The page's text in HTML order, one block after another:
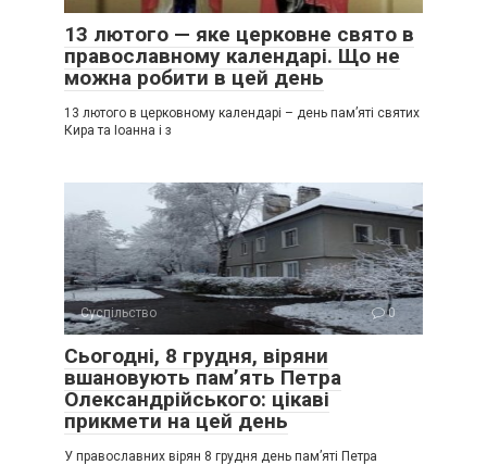
13 лютого — яке церковне свято в
православному календарі. Що не
можна робити в цей день
13 лютого в церковному календарі – день пам’яті святих
Кира та Іоанна і з
Суспільство 0
Сьогодні, 8 грудня, віряни
вшановують пам’ять Петра
Олександрійського: цікаві
прикмети на цей день
У православних вірян 8 грудня день пам’яті Петра